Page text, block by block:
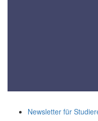
Newsletter für